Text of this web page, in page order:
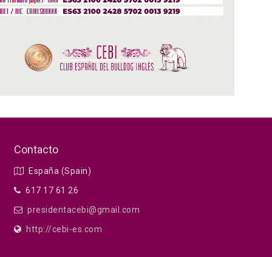
Contacto
España (Spain)
617 17 61 26
presidentacebi@gmail.com
http://cebi-es.com